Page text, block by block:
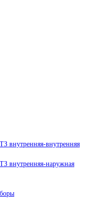
внутренняя-внутренняя
внутренняя-наружная